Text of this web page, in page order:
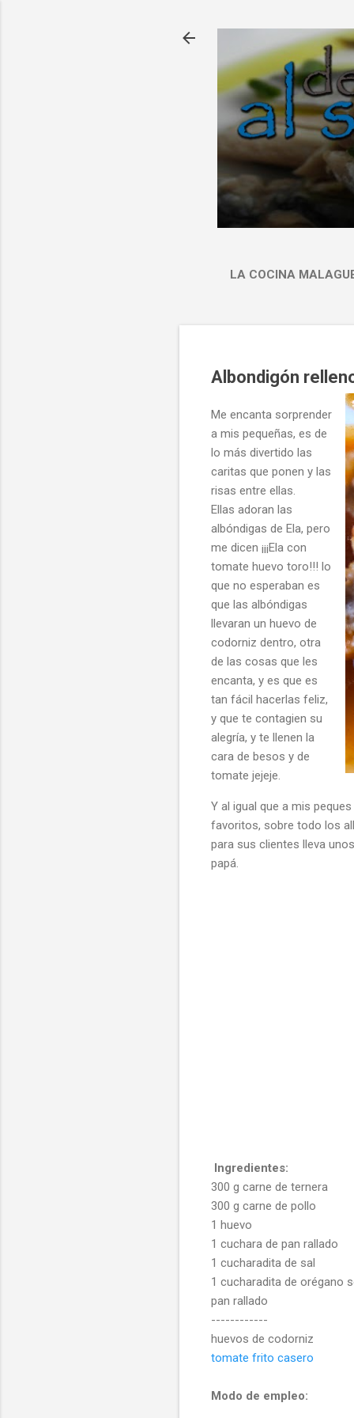
LA COCINA
Albondigón
Me encanta sorprender
a mis pequeñas, es de
lo más divertido las
caritas que ponen y las
risas entre ellas.
Ellas adoran las
albóndigas de Ela, pero
me dicen ¡¡¡Ela con
tomate huevo toro!!! lo
que no esperaban es
que las albóndigas
llevaran un huevo de
codorniz dentro, otra
de las cosas que les
encanta, y es que es
tan fácil hacerlas feliz,
y que te contagien su
alegría, y te llenen la
cara de besos y de
tomate jejeje.
Y al igual que a mis
favoritos, sobre todo los
para sus clientes lleva
papá.
Ingredientes:
300 g carne de ternera
300 g carne de pollo
1 huevo
1 cuchara de pan rallado
1 cucharadita de sal
1 cucharadita de orégano
pan rallado
------------
huevos de codorniz
tomate frito casero
Modo de empleo: